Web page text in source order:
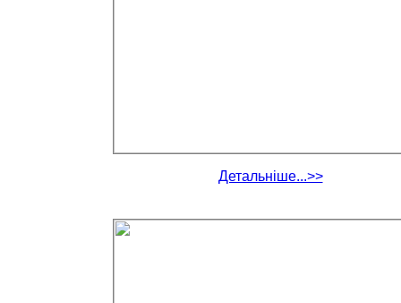
Детальніше...>>